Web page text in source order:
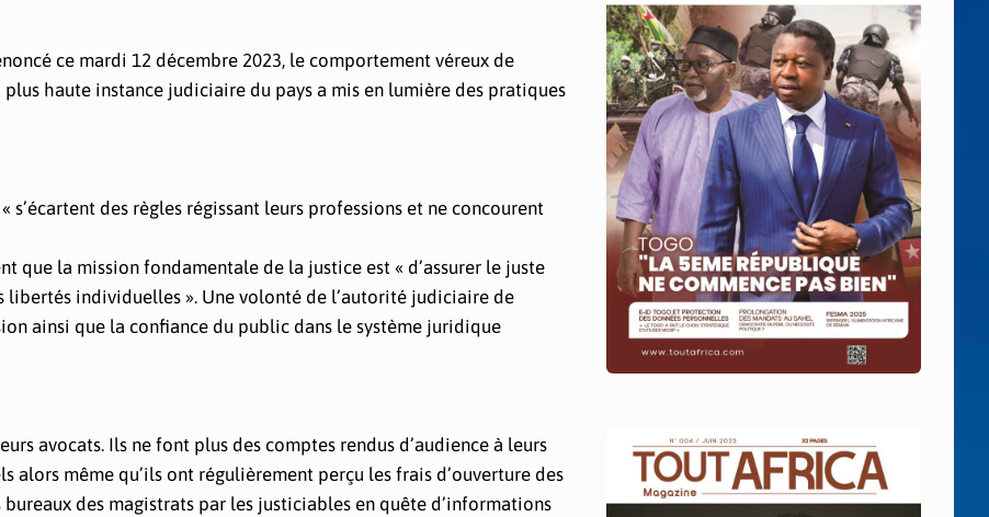
ce mardi 12 décembre 2023, le comportement véreux de
haute instance judiciaire du pays a mis en lumière des pratiques
des règles régissant leurs professions et ne concourent
que la mission fondamentale de la justice est « d’assurer le juste
individuelles ». Une volonté de l’autorité judiciaire de
ainsi que la confiance du public dans le système juridique
avocats. Ils ne font plus des comptes rendus d’audience à leurs
alors même qu’ils ont régulièrement perçu les frais d’ouverture des
bureaux des magistrats par les justiciables en quête d’informations